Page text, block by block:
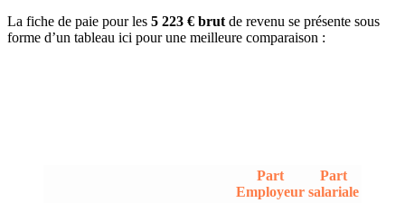
La fiche de paie pour les 5 223 € brut de revenu se présente sous
forme d’un tableau ici pour une meilleure comparaison :
Part
Employeur
Part
salariale